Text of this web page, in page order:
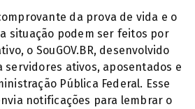
da prova de vida e o
situação podem ser feitos por
o SouGOV.BR, desenvolvido
servidores ativos, aposentados e
Pública Federal. Esse
notificações para lembrar o